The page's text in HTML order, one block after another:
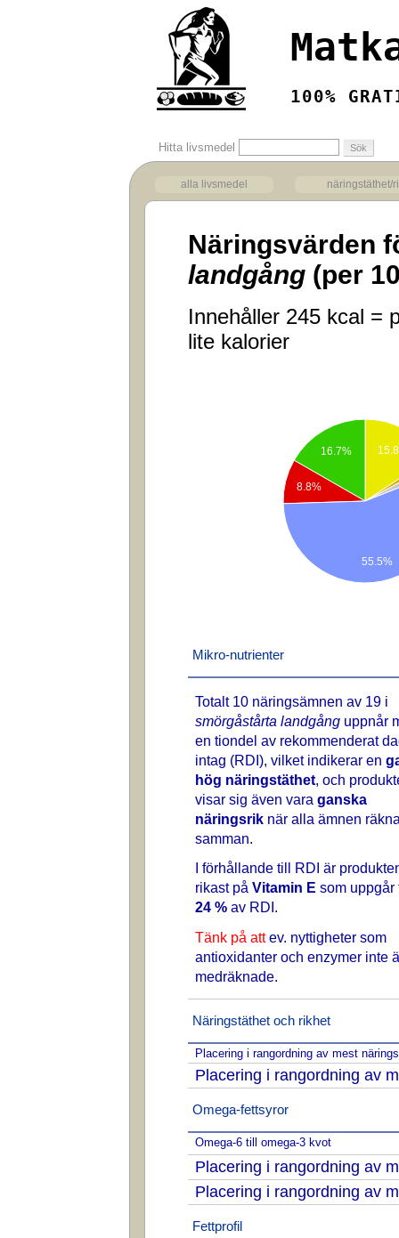
100%
Hitta livsmedel
alla livsmedel näringstäthet/
Näringsvärden
landgång (per
Innehåller 245 kcal =
lite kalorier
16.7%
8.8%
55.5%
Mikro-nutrienter
Totalt 10 näringsämnen av 19 i
smörgåstårta landgång uppnår
en tiondel av rekommenderat
intag (RDI), vilket indikerar en
hög näringstäthet, och
visar sig även vara ganska
näringsrik när alla ämnen
samman.
I förhållande till RDI är
rikast på Vitamin E som uppgår
24 % av RDI.
Tänk på attev. nyttigheter som
antioxidanter och enzymer inte
medräknade.
Näringstäthet och rikhet
Placering i rangordning av mest
Placering i rangordning av
Omega-fettsyror
Omega-6 till omega-3 kvot
Placering i rangordning av
Placering i rangordning av
Fettprofil